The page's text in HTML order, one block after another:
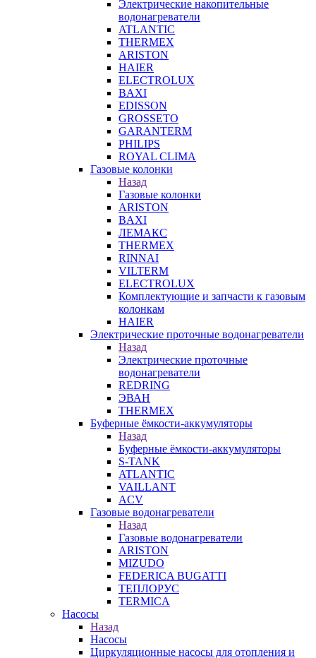
Электрические накопительные
водонагреватели
ATLANTIC
THERMEX
ARISTON
HAIER
ELECTROLUX
BAXI
EDISSON
GROSSETO
GARANTERM
PHILIPS
ROYAL CLIMA
Газовые колонки
Назад
Газовые колонки
ARISTON
BAXI
ЛЕМАКС
THERMEX
RINNAI
VILTERM
ELECTROLUX
Комплектующие и запчасти к газовым
колонкам
HAIER
Электрические проточные водонагреватели
Назад
Электрические проточные
водонагреватели
REDRING
ЭВАН
THERMEX
Буферные ёмкости-аккумуляторы
Назад
Буферные ёмкости-аккумуляторы
S-TANK
ATLANTIC
VAILLANT
ACV
Газовые водонагреватели
Назад
Газовые водонагреватели
ARISTON
MIZUDO
FEDERICA BUGATTI
ТЕПЛОРУС
TERMICA
Насосы
Назад
Насосы
Циркуляционные насосы для отопления и